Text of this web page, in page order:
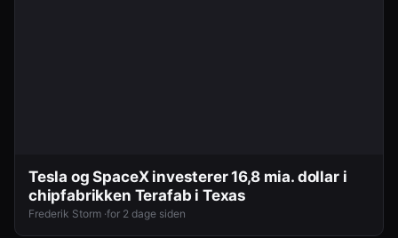
Tesla og SpaceX investerer 16,8 mia. dollar i
chipfabrikken Terafab i Texas
Frederik Storm ·for 2 dage siden